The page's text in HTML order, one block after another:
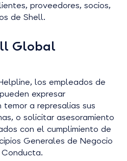
proveedores, socios,
de Shell.
Global
los empleados de
expresar
a represalias sus
o solicitar asesoramiento
con el cumplimiento de
Generales de Negocio